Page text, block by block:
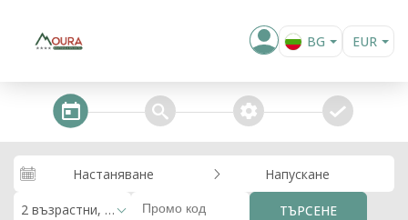
BG
EUR
steps_calendar search extra_services confirm
Настаняване Напускане
2 възрастни, 0 деца ТЪРСЕНЕ